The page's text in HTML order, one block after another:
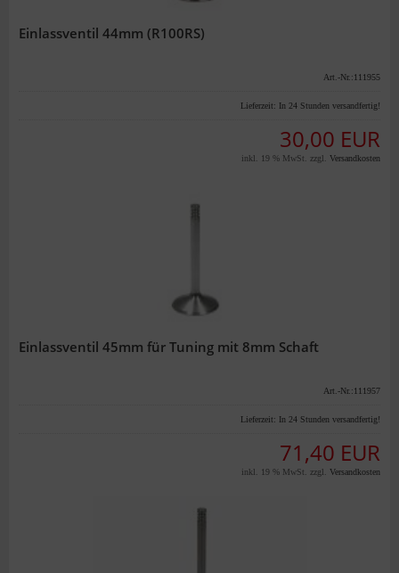
Einlassventil 44mm (R100RS)
Art.-Nr.:111955
Lieferzeit: In 24 Stunden versandfertig!
30,00 EUR
inkl. 19 % MwSt. zzgl. Versandkosten
Einlassventil 45mm für Tuning mit 8mm Schaft
Art.-Nr.:111957
Lieferzeit: In 24 Stunden versandfertig!
71,40 EUR
inkl. 19 % MwSt. zzgl. Versandkosten